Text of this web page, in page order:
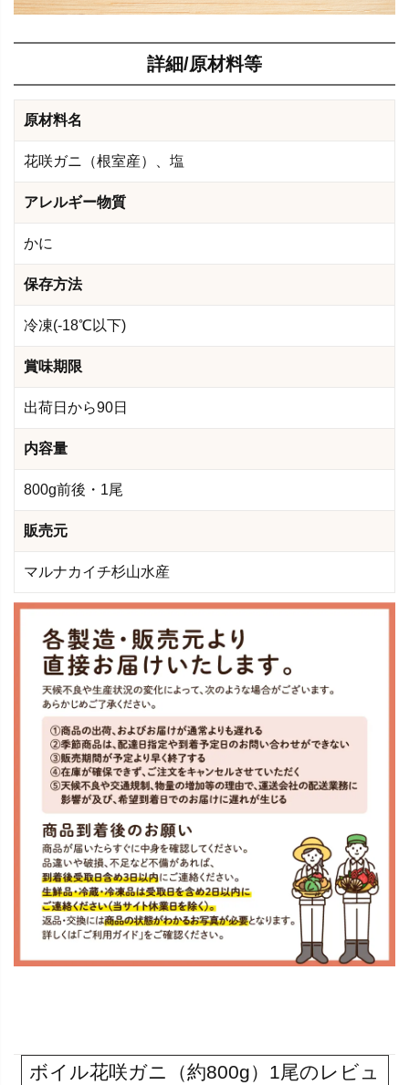
詳細/原材料等
原材料名
花咲ガニ（根室産）、塩
アレルギー物質
かに
保存方法
冷凍(-18℃以下)
賞味期限
出荷日から90日
内容量
800g前後・1尾
販売元
マルナカイチ杉山水産
ボイル花咲ガニ（約800g）1尾のレビュ